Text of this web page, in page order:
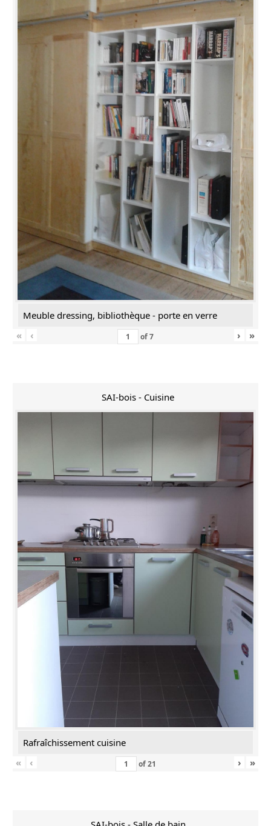
Meuble dressing, bibliothèque - porte en verre
«
‹ of7 › »
SAI-bois - Cuisine
Rafraîchissement cuisine
«
‹ of21 › »